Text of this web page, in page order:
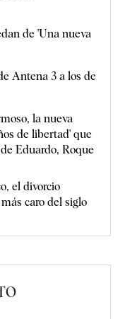
de 'Una nueva
Antena 3 a los de
la nueva
de libertad' que
Eduardo, Roque
el divorcio
caro del siglo